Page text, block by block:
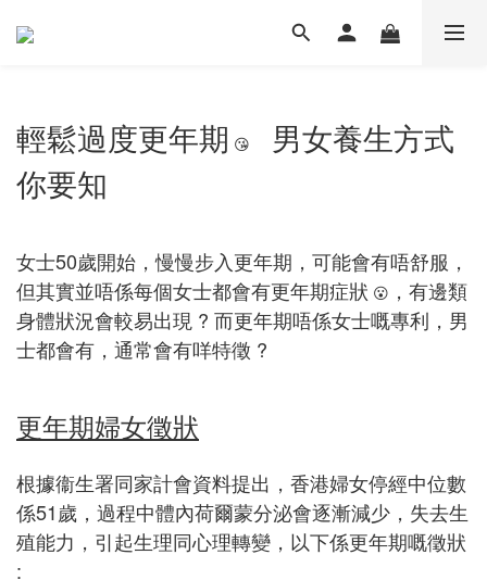
輕鬆過度更年期 😘
男女養生方式
你要知
女士50歲開始，慢慢步入更年期，可能會有唔舒服，
但其實並唔係每個女士都會有更年期症狀 😮 ，有邊類
身體狀況會較易出現 ? 而更年期唔係女士嘅專利，男
士都會有，通常會有咩特徵 ?
更年期婦女徵狀
根據衞生署同家計會資料提出，香港婦女停經中位數
係51歲，過程中體內荷爾蒙分泌會逐漸減少，失去生
殖能力，引起生理同心理轉變，以下係更年期嘅徵狀
: